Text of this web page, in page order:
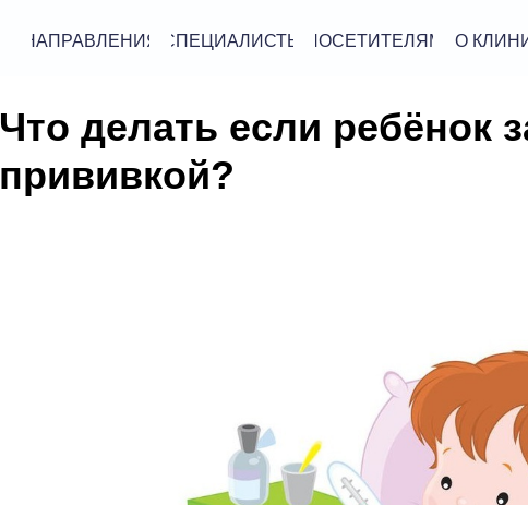
НАПРАВЛЕНИЯ ПОСЕТИТЕЛЯМ
СПЕЦИАЛИСТЫ О
Что делать если ребёнок
прививкой?